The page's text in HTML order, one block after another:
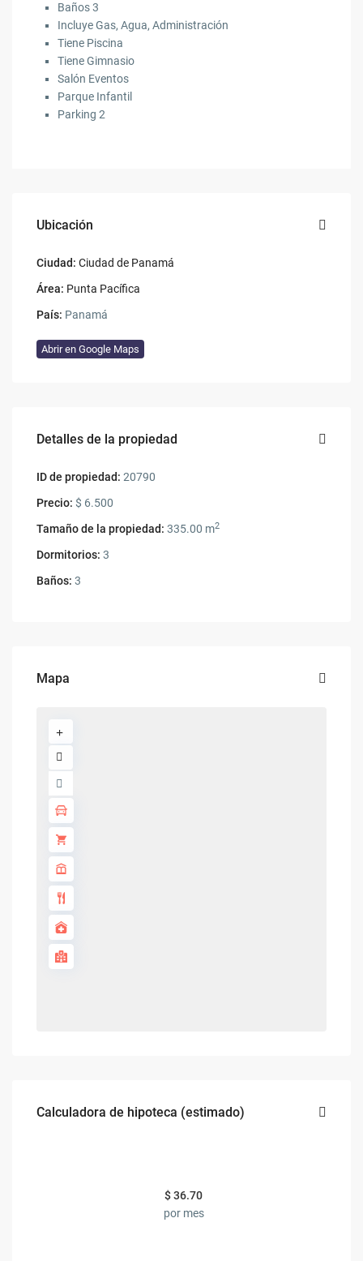
Baños 3
Incluye Gas, Agua, Administración
Tiene Piscina
Tiene Gimnasio
Salón Eventos
Parque Infantil
Parking 2
Ubicación
Ciudad: Ciudad de Panamá
Área: Punta Pacífica
País: Panamá
Abrir en Google Maps
Detalles de la propiedad
ID de propiedad: 20790
Precio: $ 6.500
Tamaño de la propiedad: 335.00 m2
Dormitorios: 3
Baños: 3
Mapa
Calculadora de hipoteca (estimado)
$36.70
por mes